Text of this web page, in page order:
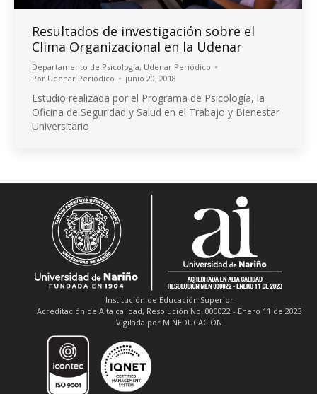
Resultados de investigación sobre el
Clima Organizacional en la Udenar
Departamento de Psicología, Udenar Periódico
Por Udenar Periódico junio 20, 2018
Estudio realizada por el Programa de Psicología, la
Oficina de Seguridad y Salud en el Trabajo y Bienestar
Universitario
Institución de Educación Superior
Acreditación de Alta calidad, Resolución No. 000022 - Enero 11 de 2023
Vigilada por MINEDUCACIÓN